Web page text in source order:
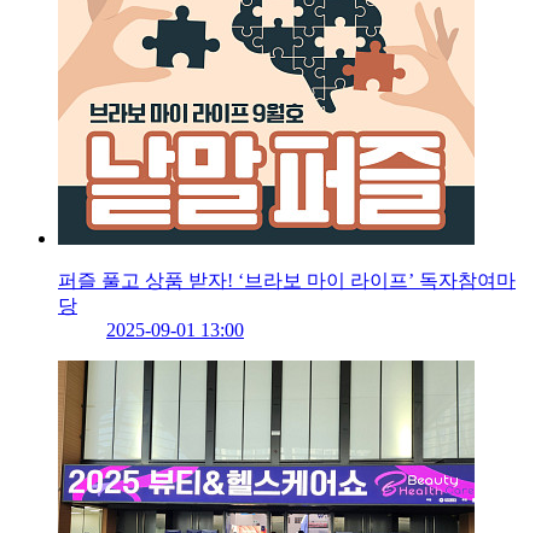
퍼즐 풀고 상품 받자! ‘브라보 마이 라이프’ 독자참여마
당
2025-09-01 13:00